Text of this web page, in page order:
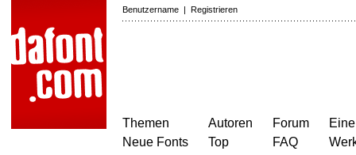
Benutzername | Registrieren
Themen
Neue Fonts
Autoren
Top
Forum
FAQ